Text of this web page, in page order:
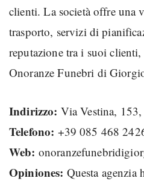
clienti. La società offre una
trasporto, servizi di
reputazione tra i suoi
Onoranze Funebri di
Indirizzo: Via Vestina,
Telefono: +39 085 468
Web:
Opiniones: Questa